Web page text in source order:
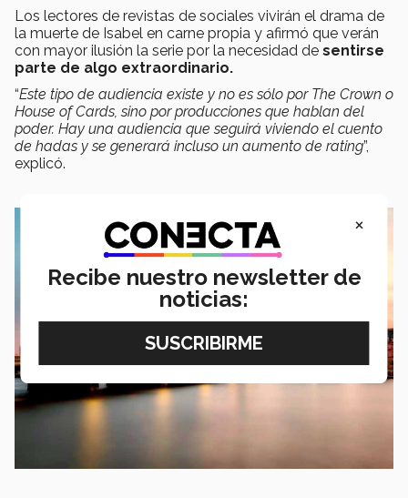
Los lectores de revistas de sociales vivirán el drama de
la muerte de Isabel en carne propia y afirmó que verán
con mayor ilusión la serie por la necesidad de sentirse
parte de algo extraordinario.
“Este tipo de audiencia existe y no es sólo por The Crown o
House of Cards, sino por producciones que hablan del
poder. Hay una audiencia que seguirá viviendo el cuento
de hadas y se generará incluso un aumento de rating”,
explicó.
×
Recibe nuestro newsletter de
noticias: